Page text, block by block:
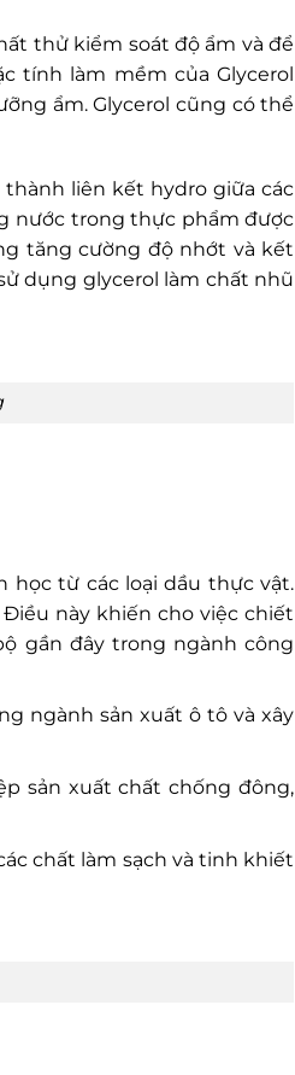
thử kiểm soát độ ẩm và để
tính làm mềm của Glycerol
ẩm. Glycerol cũng có thể
liên kết hydro giữa các
nước trong thực phẩm được
tăng cường độ nhớt và kết
dụng glycerol làm chất nhũ
học từ các loại dầu thực vật.
này khiến cho việc chiết
gần đây trong ngành công
ngành sản xuất ô tô và xây
sản xuất chất chống đông,
chất làm sạch và tinh khiết